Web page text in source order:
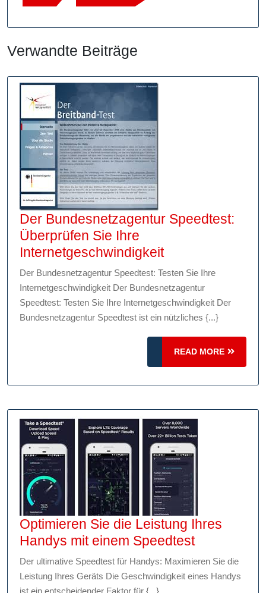
Verwandte Beiträge
Der Bundesnetzagentur Speedtest:
Überprüfen Sie Ihre
InternetgeschwindigkeitDer
Speedtest:
Überprüfen
Sie
Ihre
Der Bundesnetzagentur Speedtest: Testen Sie Ihre
Internetgeschwindigkeit Der Bundesnetzagentur
Speedtest: Testen Sie Ihre Internetgeschwindigkeit Der
Bundesnetzagentur Speedtest ist ein nützliches {...}
READ MORE
READ
MORE
Optimieren Sie die Leistung Ihres
Handys mit einem SpeedtestOptimieren
Sie
die
Der ultimative Speedtest für Handys: Maximieren Sie die
Leistung Ihres Geräts Die Geschwindigkeit eines Handys